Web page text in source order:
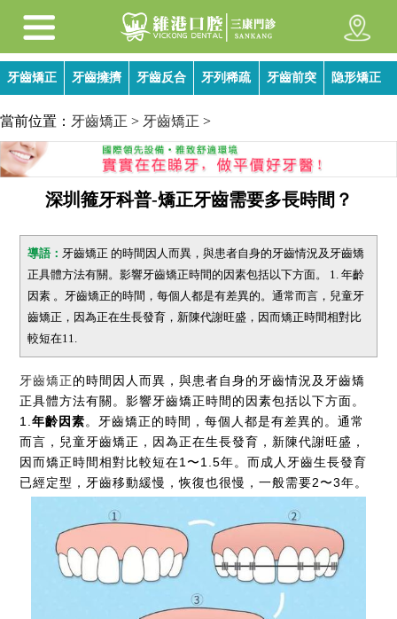
牙齒矯正 牙齒擁擠 牙齒反合 牙列稀疏 牙齒前突 隐形矯正
當前位置： 牙齒矯正 > 牙齒矯正 >
深圳箍牙科普-矯正牙齒需要多長時間？
導語： 牙齒矯正 的時間因人而異，與患者自身的牙齒情況及牙齒矯
正具體方法有關。影響牙齒矯正時間的因素包括以下方面。 1. 年齡
因素 。牙齒矯正的時間，每個人都是有差異的。通常而言，兒童牙
齒矯正，因為正在生長發育，新陳代謝旺盛，因而矯正時間相對比
較短在11.
牙齒矯正的時間因人而異，與患者自身的牙齒情況及牙齒矯
正具體方法有關。影響牙齒矯正時間的因素包括以下方面。
1.年齡因素。牙齒矯正的時間，每個人都是有差異的。通常
而言，兒童牙齒矯正，因為正在生長發育，新陳代謝旺盛，
因而矯正時間相對比較短在1〜1.5年。而成人牙齒生長發育
已經定型，牙齒移動緩慢，恢復也很慢，一般需要2〜3年。